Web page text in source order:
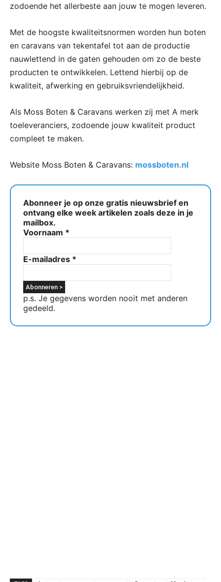
zodoende het allerbeste aan jouw te mogen leveren.
Met de hoogste kwaliteitsnormen worden hun boten
en caravans van tekentafel tot aan de productie
nauwlettend in de gaten gehouden om zo de beste
producten te ontwikkelen. Lettend hierbij op de
kwaliteit, afwerking en gebruiksvriendelijkheid.
Als Moss Boten & Caravans werken zij met A merk
toeleveranciers, zodoende jouw kwaliteit product
compleet te maken.
Website Moss Boten & Caravans: mossboten.nl
Abonneer je op onze gratis nieuwsbrief en
ontvang elke week artikelen zoals deze in je
mailbox.
Voornaam *
E-mailadres *
p.s. Je gegevens worden nooit met anderen
gedeeld.